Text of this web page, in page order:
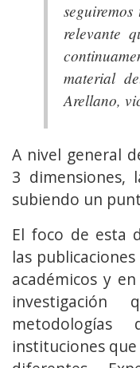
relevante
material
Arellano,
A nivel general
3 dimensiones,
subiendo un
El foco de esta
las
académicos y
metodologías
instituciones